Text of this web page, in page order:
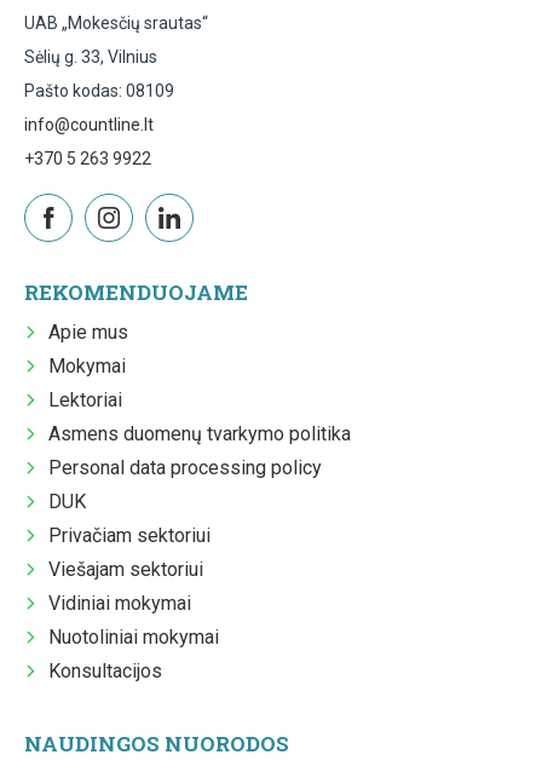
UAB „Mokesčių srautas“
Sėlių g. 33, Vilnius
Pašto kodas: 08109
info@countline.lt
+370 5 263 9922
REKOMENDUOJAME
Apie mus
Mokymai
Lektoriai
Asmens duomenų tvarkymo politika
Personal data processing policy
DUK
Privačiam sektoriui
Viešajam sektoriui
Vidiniai mokymai
Nuotoliniai mokymai
Konsultacijos
NAUDINGOS NUORODOS